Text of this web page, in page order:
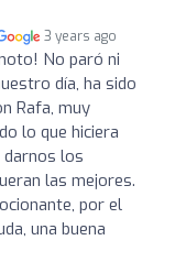
3 years ago
No paró ni
día, ha sido
Rafa, muy
lo que hiciera
los
las mejores.
por el
una buena